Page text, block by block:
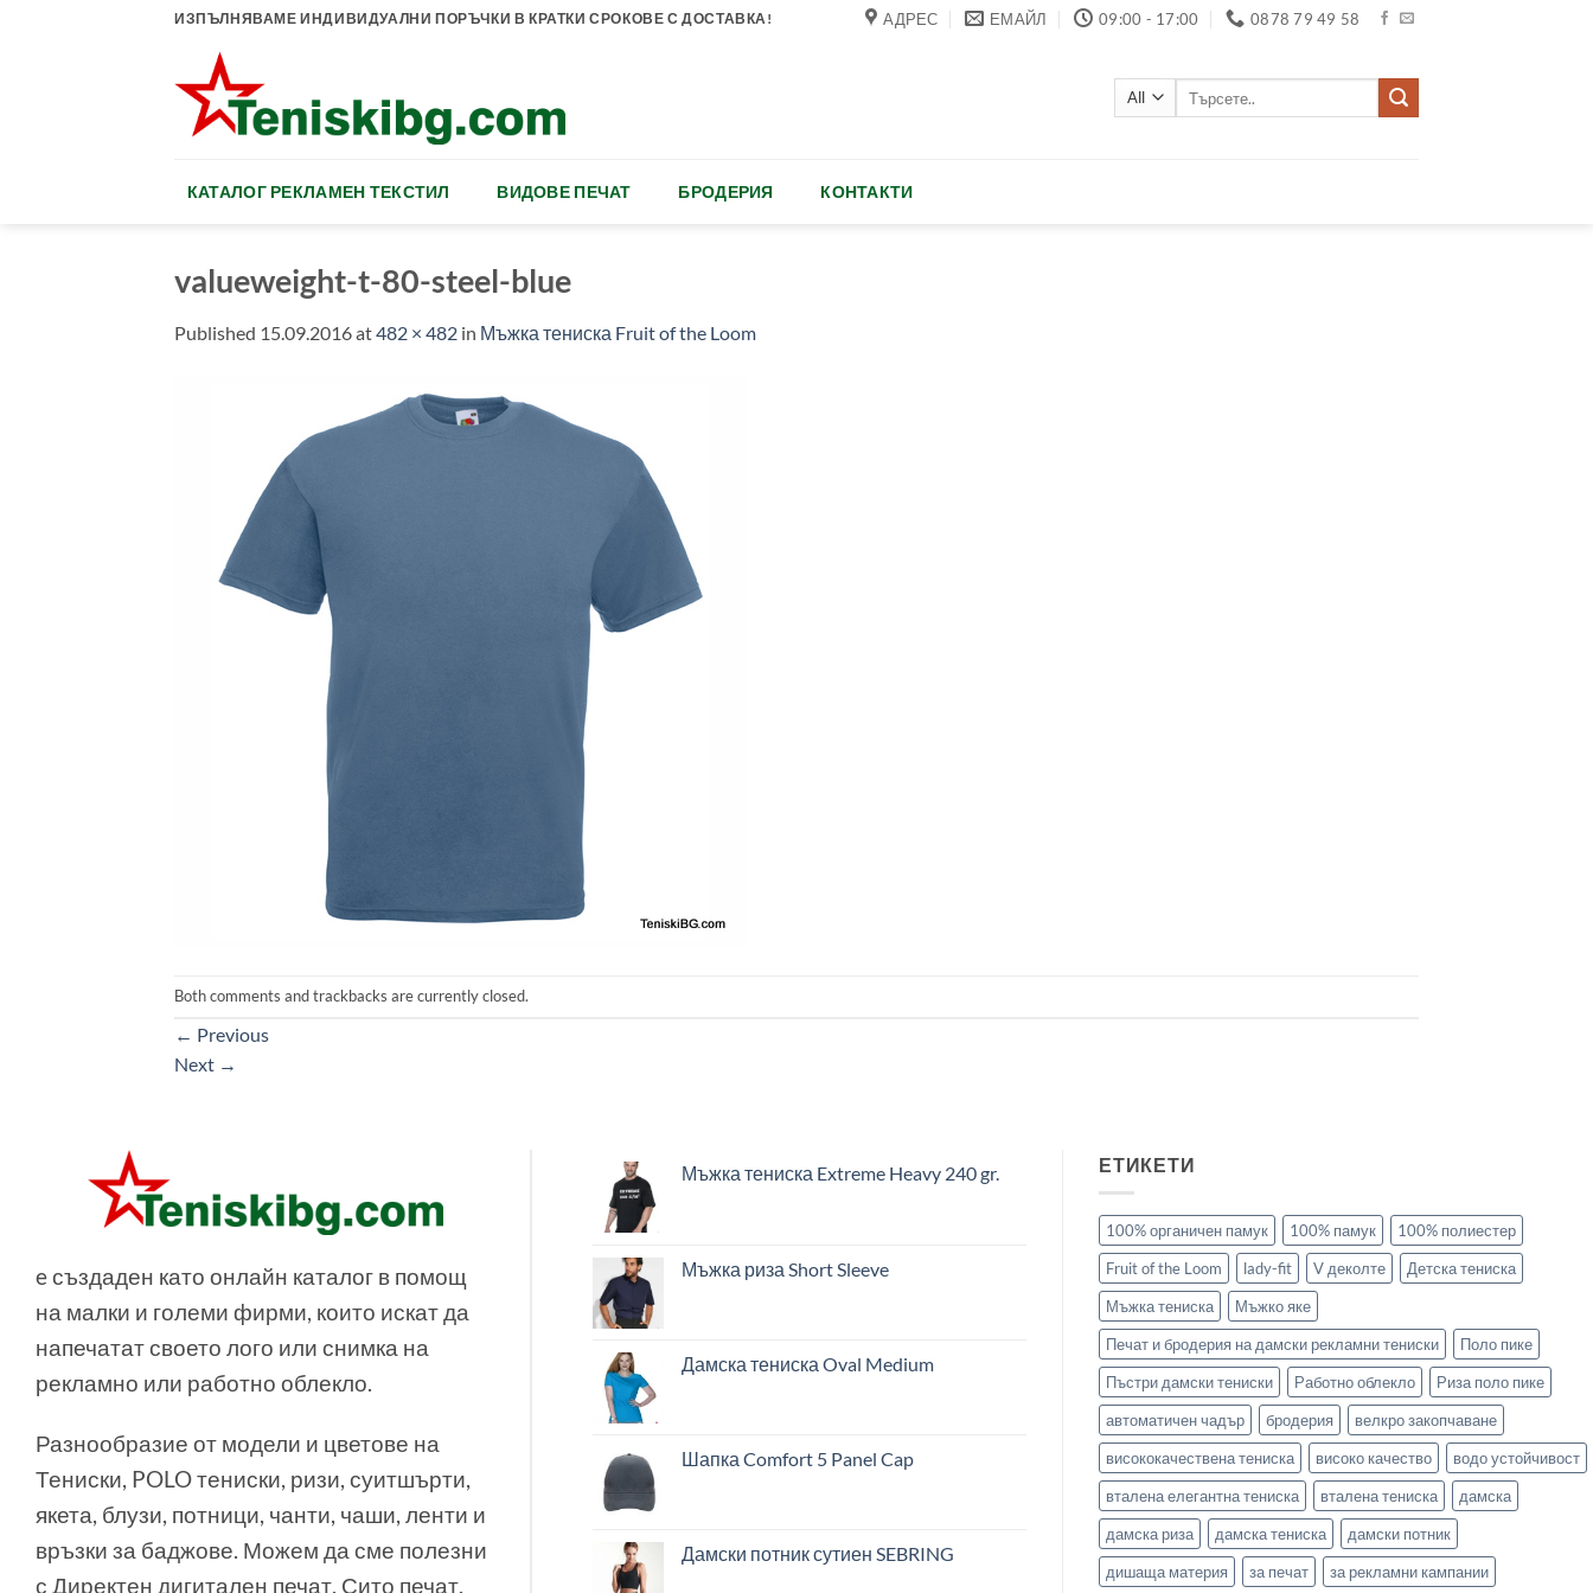
ИЗПЪЛНЯВАМЕ ИНДИВИДУАЛНИ ПОРЪЧКИ В КРАТКИ СРОКОВЕ С ДОСТАВКА! АДРЕС ЕМАЙЛ 09:00 - 17:00 0878 79 49 58
КАТАЛОГ РЕКЛАМЕН ТЕКСТИЛ ВИДОВЕ ПЕЧАТ БРОДЕРИЯ КОНТАКТИ
valueweight-t-80-steel-blue
Published 15.09.2016at482 × 482 in Мъжка тениска Fruit of the Loom
Both comments and trackbacks are currently closed.
← Previous
Next →
e създаден като онлайн каталог в помощ
на малки и големи фирми, които искат да
напечатат своето лого или снимка на
рекламно или работно облекло.
Разнообразие от модели и цветове на
Тениски, POLO тениски, ризи, суитшърти,
якета, блузи, потници, чанти, чаши, ленти и
връзки за баджове. Можем да сме полезни
с Директен дигитален печат, Сито печат,
Мъжка тениска Extreme Heavy 240 gr.
Мъжка риза Short Sleeve
Дамска тениска Oval Medium
Шапка Comfort 5 Panel Cap
Дамски потник сутиен SEBRING
ЕТИКЕТИ
100% органичен памук 100% памук
100% полиестер
Fruit of the Loom
lady-fit V деколте
Детска тениска
Мъжка тениска
Мъжко яке
Печат и бродерия на дамски рекламни тениски
Поло пике
Пъстри дамски тениски
Работно облекло
Риза поло пике
автоматичен чадър
бродерия
велкро закопчаване
висококачествена тениска
високо качество
водо устойчивост
вталена елегантна тениска
вталена тениска
дамска
дамска риза
дамска тениска
дамски потник
дишаща материя
за печат за рекламни кампании